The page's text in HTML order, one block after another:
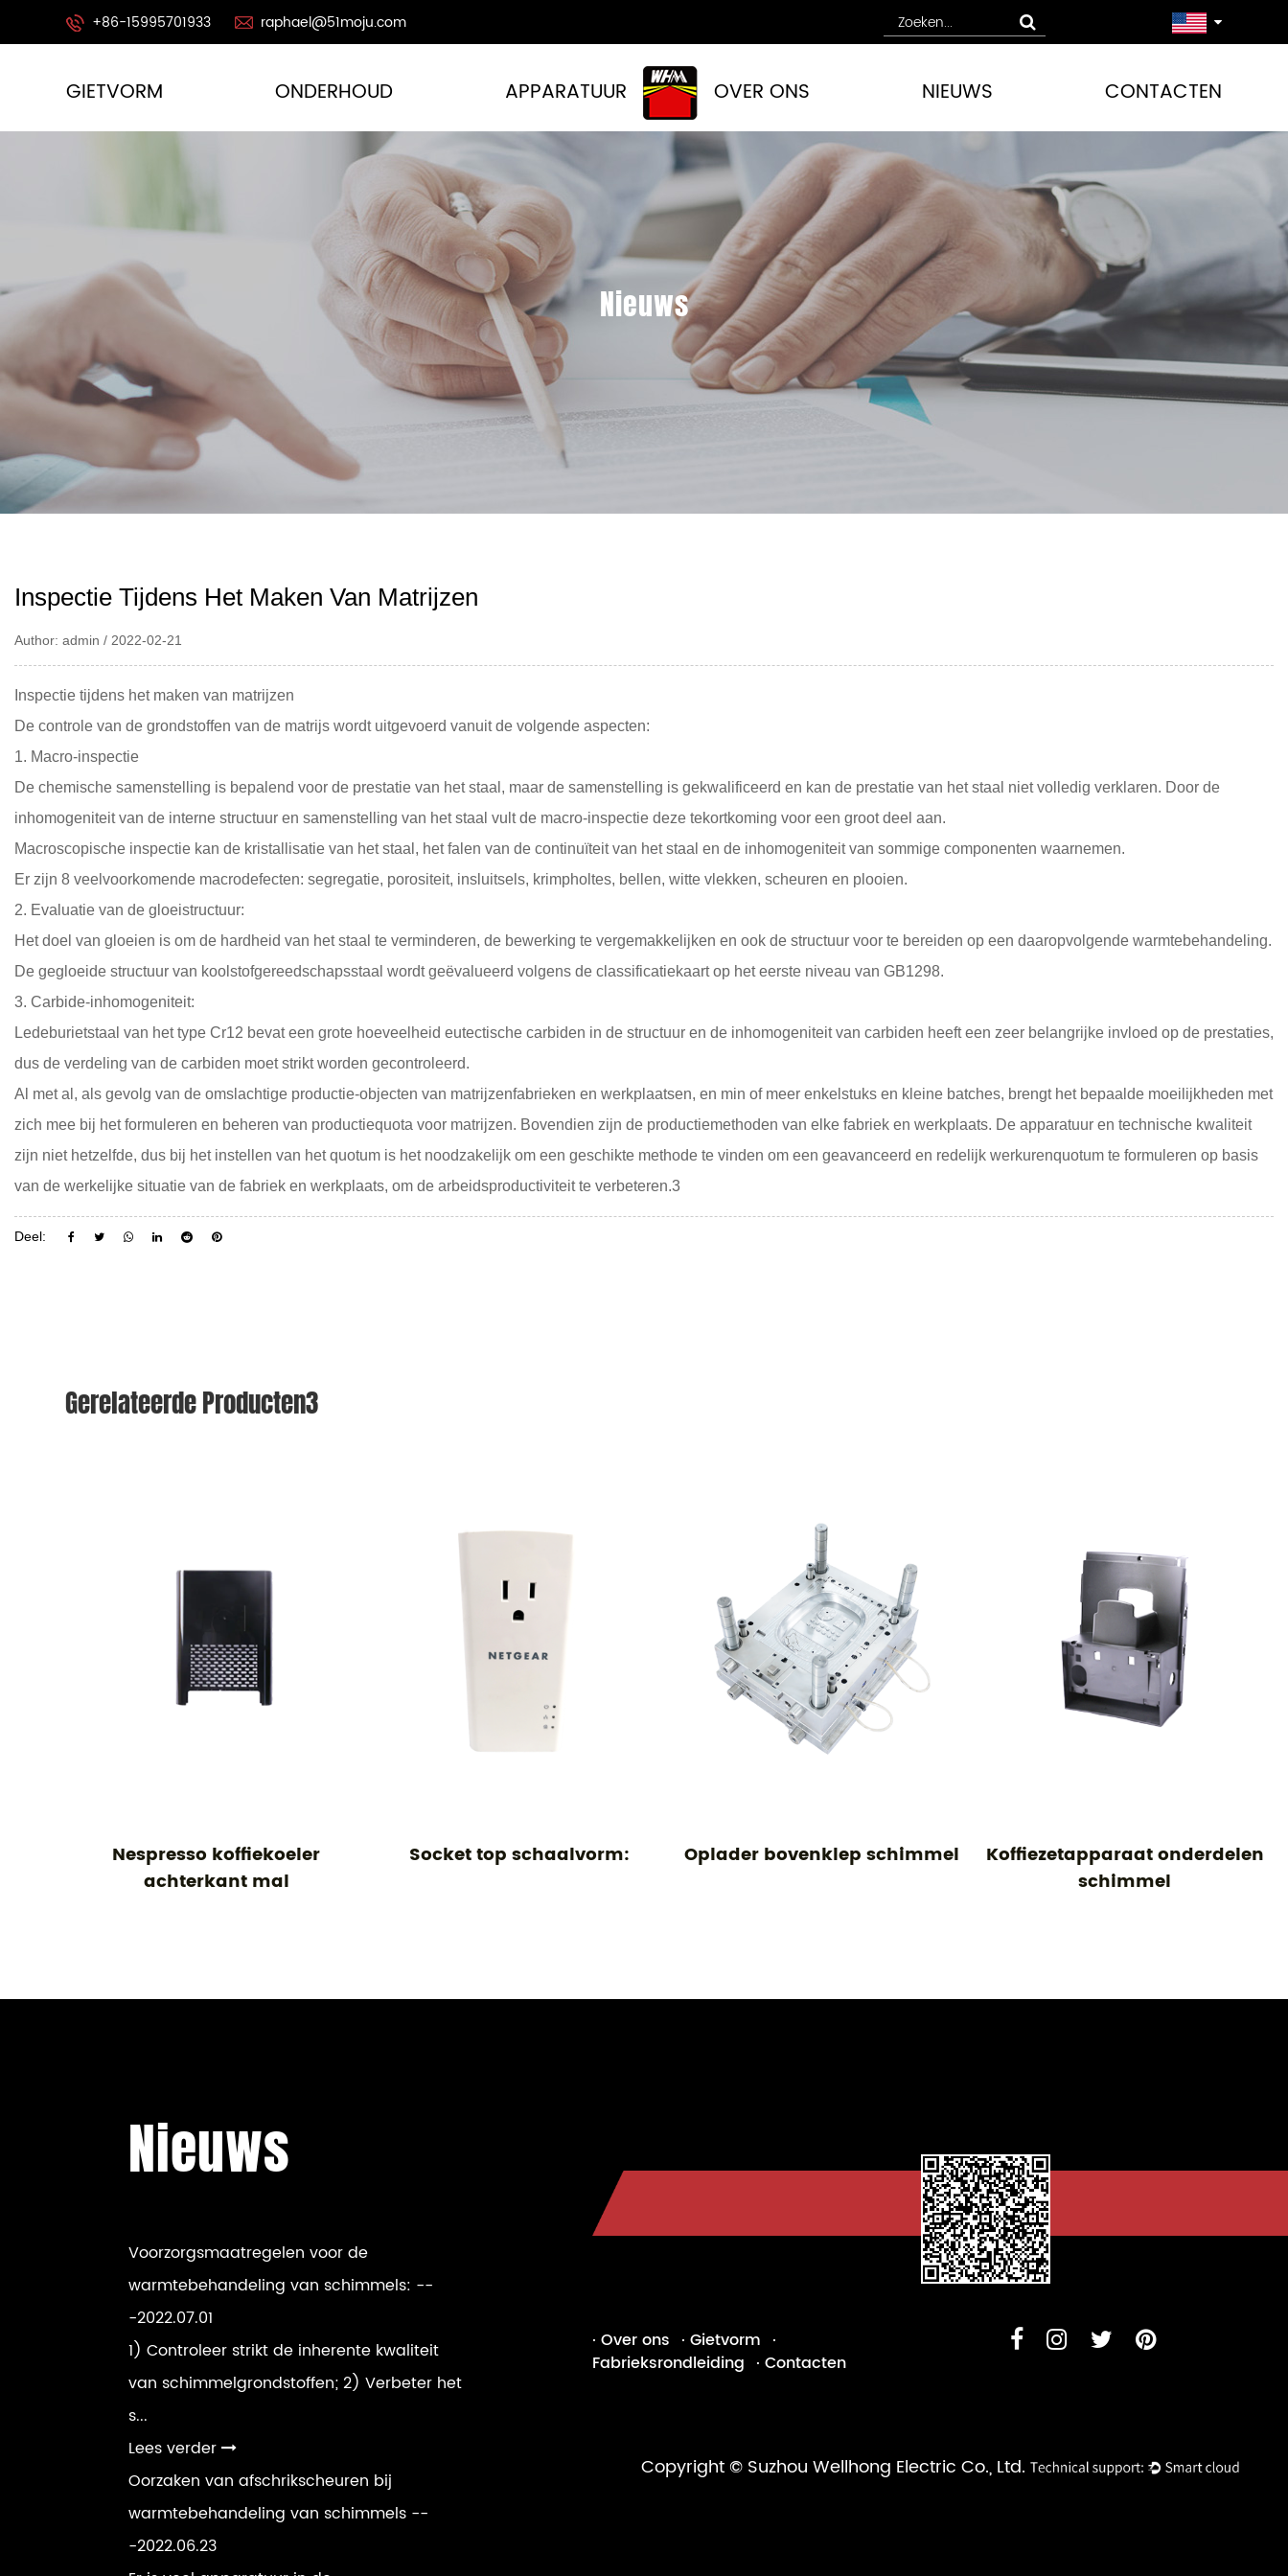
+86-15995701933 raphael@51moju.com
GIETVORM ONDERHOUD APPARATUUR OVER ONS NIEUWS CONTACTEN
Nieuws
Inspectie Tijdens Het Maken Van Matrijzen
Author: admin / 2022-02-21
Inspectie tijdens het maken van matrijzen
De controle van de grondstoffen van de matrijs wordt uitgevoerd vanuit de volgende aspecten:
1. Macro-inspectie
De chemische samenstelling is bepalend voor de prestatie van het staal, maar de samenstelling is gekwalificeerd en kan de prestatie van het staal niet volledig verklaren. Door de
inhomogeniteit van de interne structuur en samenstelling van het staal vult de macro-inspectie deze tekortkoming voor een groot deel aan.
Macroscopische inspectie kan de kristallisatie van het staal, het falen van de continuïteit van het staal en de inhomogeniteit van sommige componenten waarnemen.
Er zijn 8 veelvoorkomende macrodefecten: segregatie, porositeit, insluitsels, krimpholtes, bellen, witte vlekken, scheuren en plooien.
2. Evaluatie van de gloeistructuur:
Het doel van gloeien is om de hardheid van het staal te verminderen, de bewerking te vergemakkelijken en ook de structuur voor te bereiden op een daaropvolgende warmtebehandeling.
De gegloeide structuur van koolstofgereedschapsstaal wordt geëvalueerd volgens de classificatiekaart op het eerste niveau van GB1298.
3. Carbide-inhomogeniteit:
Ledeburietstaal van het type Cr12 bevat een grote hoeveelheid eutectische carbiden in de structuur en de inhomogeniteit van carbiden heeft een zeer belangrijke invloed op de prestaties,
dus de verdeling van de carbiden moet strikt worden gecontroleerd.
Al met al, als gevolg van de omslachtige productie-objecten van matrijzenfabrieken en werkplaatsen, en min of meer enkelstuks en kleine batches, brengt het bepaalde moeilijkheden met
zich mee bij het formuleren en beheren van productiequota voor matrijzen. Bovendien zijn de productiemethoden van elke fabriek en werkplaats. De apparatuur en technische kwaliteit
zijn niet hetzelfde, dus bij het instellen van het quotum is het noodzakelijk om een ​​geschikte methode te vinden om een ​​geavanceerd en redelijk werkurenquotum te formuleren op basis
van de werkelijke situatie van de fabriek en werkplaats, om de arbeidsproductiviteit te verbeteren.3
Deel:
Gerelateerde Producten3
Nespresso koffiekoeler
achterkant mal
Socket top schaalvorm: Oplader bovenklep schimmel
Koffiezetapparaat onderdelen
schimmel
Nieuws
Voorzorgsmaatregelen voor de
warmtebehandeling van schimmels: --
-2022.07.01
1) Controleer strikt de inherente kwaliteit
van schimmelgrondstoffen; 2) Verbeter het
s...
Lees verder
Oorzaken van afschrikscheuren bij
warmtebehandeling van schimmels --
-2022.06.23
· Over ons · Gietvorm ·
Fabrieksrondleiding · Contacten
Copyright © Suzhou Wellhong Electric Co., Ltd.